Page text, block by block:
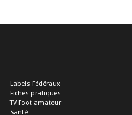
Labels Fédéraux
Fiches pratiques
TV Foot amateur
Santé